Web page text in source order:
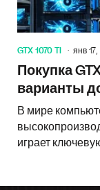
GTX 1070 TI янв
Покупка
варианты
В мире
играет